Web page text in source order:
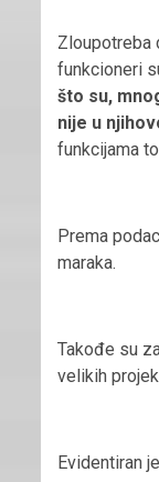
Zloupotreba
funkcioneri
što su,
nije u
funkcijama
Prema
maraka.
Takođe su
velikih
Evidentiran